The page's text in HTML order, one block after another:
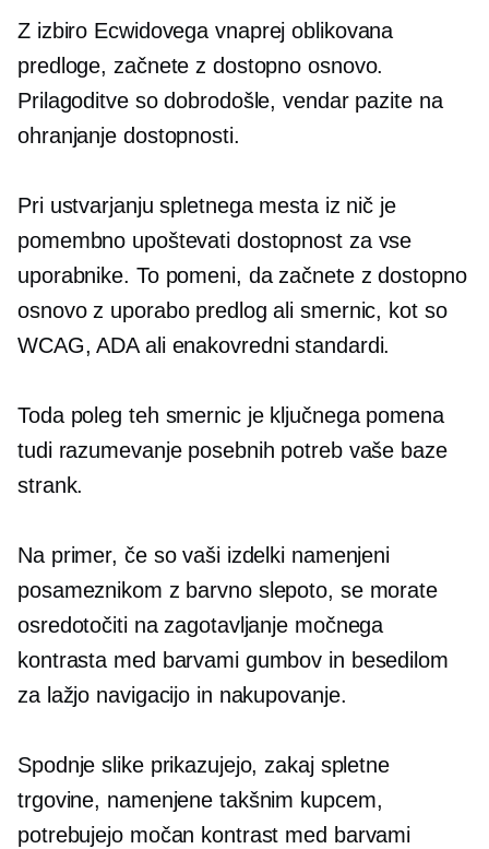
Z izbiro Ecwidovega vnaprej oblikovana
predloge, začnete z dostopno osnovo.
Prilagoditve so dobrodošle, vendar pazite na
ohranjanje dostopnosti.
Pri ustvarjanju spletnega mesta iz nič je
pomembno upoštevati dostopnost za vse
uporabnike. To pomeni, da začnete z dostopno
osnovo z uporabo predlog ali smernic, kot so
WCAG, ADA ali enakovredni standardi.
Toda poleg teh smernic je ključnega pomena
tudi razumevanje posebnih potreb vaše baze
strank.
Na primer, če so vaši izdelki namenjeni
posameznikom z barvno slepoto, se morate
osredotočiti na zagotavljanje močnega
kontrasta med barvami gumbov in besedilom
za lažjo navigacijo in nakupovanje.
Spodnje slike prikazujejo, zakaj spletne
trgovine, namenjene takšnim kupcem,
potrebujejo močan kontrast med barvami